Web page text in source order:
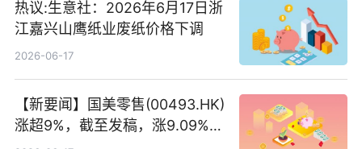
热议:生意社：2026年6月17日浙
江嘉兴山鹰纸业废纸价格下调
2026-06-17
【新要闻】国美零售(00493.HK)
涨超9%，截至发稿，涨9.09%，